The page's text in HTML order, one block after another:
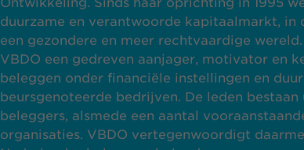
duurzame en verantwoorde kapitaalmarkt,
een gezondere en meer rechtvaardige
VBDO een gedreven aanjager, motivator en
beleggen onder financiële instellingen en
beursgenoteerde bedrijven. De leden
beleggers, alsmede een aantal
organisaties. VBDO vertegenwoordigt